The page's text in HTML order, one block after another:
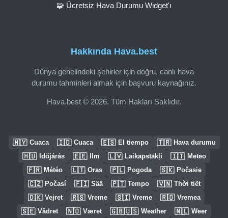
Hakkında Hava.best
Dünya genelindeki şehirler için doğru, canlı hava
durumu tahminleri almak için başvuru kaynağınız.
Hava.best © 2026. Tüm Hakları Saklıdır.
🧩 Ücretsiz Hava Durumu Widget'ı
🇲🇾 Cuaca 🇮🇩 Cuaca 🇪🇸 El tiempo 🇹🇷 Hava durumu
🇭🇺 Időjárás 🇪🇪 Ilm 🇱🇻 Laikapstākļi 🇮🇹 Meteo
🇫🇷 Météo 🇱🇹 Oras 🇵🇱 Pogoda 🇸🇰 Počasie
🇨🇿 Počasí 🇫🇮 Sää 🇵🇹 Tempo 🇻🇳 Thời tiết
🇩🇰 Vejret 🇷🇸 Vreme 🇸🇮 Vreme 🇷🇴 Vremea
🇸🇪 Vädret 🇳🇴 Været 🇬🇧🇺🇸 Weather 🇳🇱 Weer